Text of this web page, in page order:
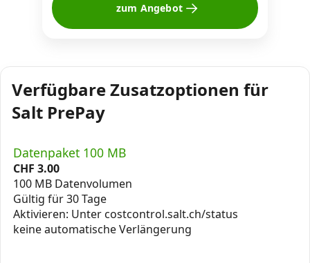
zum Angebot
Verfügbare Zusatzoptionen für
Salt PrePay
Datenpaket 100 MB
CHF 3.00
100 MB Datenvolumen
Gültig für 30 Tage
Aktivieren: Unter costcontrol.salt.ch/status
keine automatische Verlängerung